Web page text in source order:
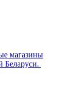
магазины
Беларуси.